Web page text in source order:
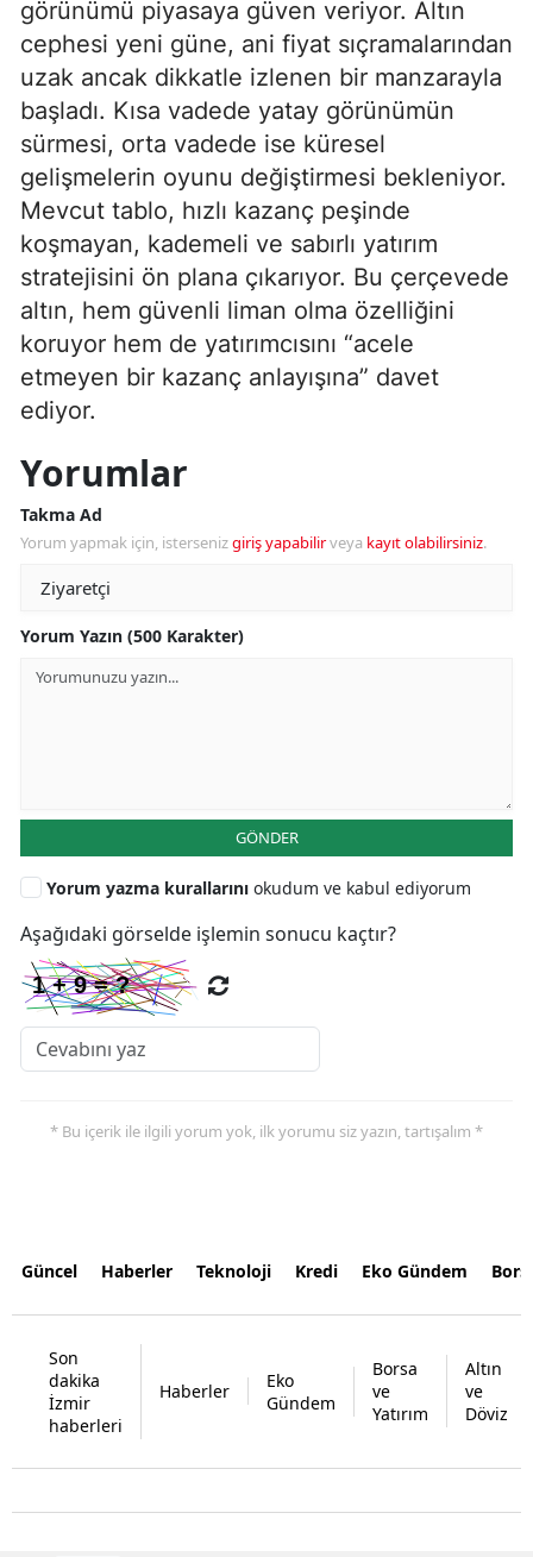
görünümü piyasaya güven veriyor. Altın
cephesi yeni güne, ani fiyat sıçramalarından
uzak ancak dikkatle izlenen bir manzarayla
başladı. Kısa vadede yatay görünümün
sürmesi, orta vadede ise küresel
gelişmelerin oyunu değiştirmesi bekleniyor.
Mevcut tablo, hızlı kazanç peşinde
koşmayan, kademeli ve sabırlı yatırım
stratejisini ön plana çıkarıyor. Bu çerçevede
altın, hem güvenli liman olma özelliğini
koruyor hem de yatırımcısını “acele
etmeyen bir kazanç anlayışına” davet
ediyor.
Yorumlar
Takma Ad
Yorum yapmak için, istersenizgiriş yapabilirveya kayıt olabilirsiniz.
Yorum Yazın (500 Karakter)
GÖNDER
Yorum yazma kurallarını okudum ve kabul ediyorum
Aşağıdaki görselde işlemin sonucu kaçtır?
* Bu içerik ile ilgili yorum yok, ilk yorumu siz yazın, tartışalım *
Güncel Haberler Teknoloji Kredi Eko Gündem
Son
dakika
İzmir
haberleri
Haberler
Eko
Gündem
Borsa
ve
Yatırım
Altın
ve
Döviz